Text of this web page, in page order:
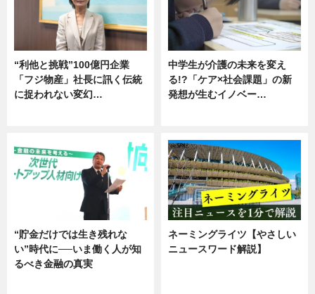
“利他と挑戦”100億円企業
「フジ物産」社長に訊く伝統
に捉われない変幻…
中学生が介護の未来を変え
る!?「ケア×社会課題」の新
発想が生むイノベー…
“貯金だけでは生き残れな
い”時代に──いま働く人が知
るべき金融の真実
ネーミングライツ【やさしい
ニュースワード解説】